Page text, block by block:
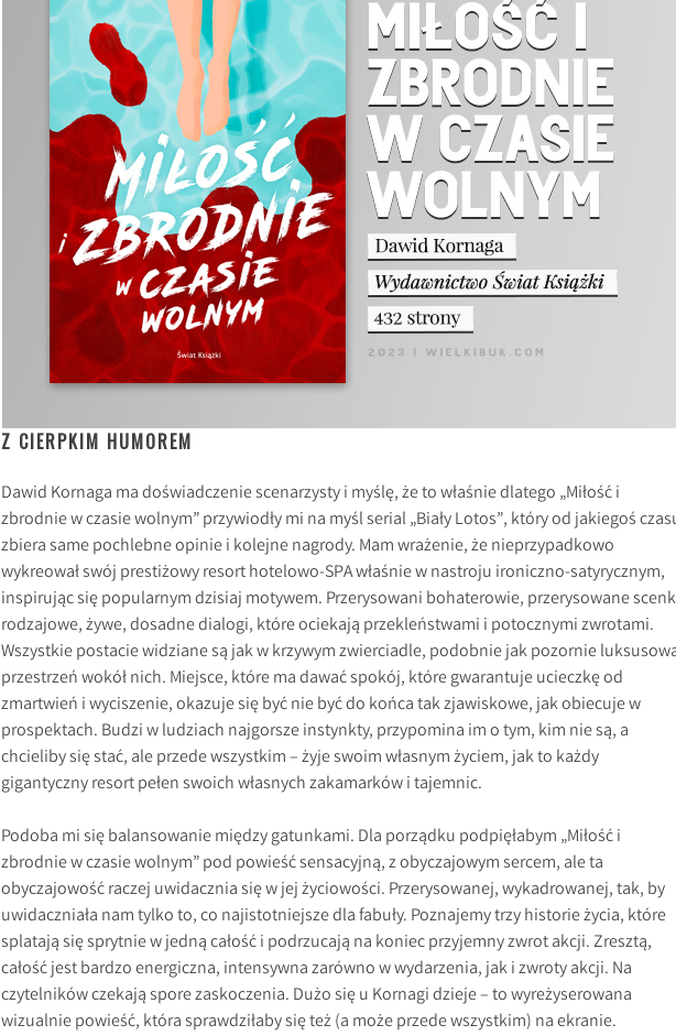
Z CIERPKIM HUMOREM
Dawid Kornaga ma doświadczenie scenarzysty i myślę, że to właśnie dlatego „Miłość i
zbrodnie w czasie wolnym” przywiodły mi na myśl serial „Biały Lotos”, który od jakiegoś
zbiera same pochlebne opinie i kolejne nagrody. Mam wrażenie, że nieprzypadkowo
wykreował swój prestiżowy resort hotelowo-SPA właśnie w nastroju ironiczno-satyrycznym,
inspirując się popularnym dzisiaj motywem. Przerysowani bohaterowie, przerysowane
rodzajowe, żywe, dosadne dialogi, które ociekają przekleństwami i potocznymi zwrotami.
Wszystkie postacie widziane są jak w krzywym zwierciadle, podobnie jak pozornie
przestrzeń wokół nich. Miejsce, które ma dawać spokój, które gwarantuje ucieczkę od
zmartwień i wyciszenie, okazuje się być nie być do końca tak zjawiskowe, jak obiecuje w
prospektach. Budzi w ludziach najgorsze instynkty, przypomina im o tym, kim nie są, a
chcieliby się stać, ale przede wszystkim – żyje swoim własnym życiem, jak to każdy
gigantyczny resort pełen swoich własnych zakamarków i tajemnic.
Podoba mi się balansowanie między gatunkami. Dla porządku podpięłabym „Miłość i
zbrodnie w czasie wolnym” pod powieść sensacyjną, z obyczajowym sercem, ale ta
obyczajowość raczej uwidacznia się w jej życiowości. Przerysowanej, wykadrowanej, tak, by
uwidaczniała nam tylko to, co najistotniejsze dla fabuły. Poznajemy trzy historie życia, które
splatają się sprytnie w jedną całość i podrzucają na koniec przyjemny zwrot akcji. Zresztą,
całość jest bardzo energiczna, intensywna zarówno w wydarzenia, jak i zwroty akcji. Na
czytelników czekają spore zaskoczenia. Dużo się u Kornagi dzieje – to wyreżyserowana
wizualnie powieść, która sprawdziłaby się też (a może przede wszystkim) na ekranie.